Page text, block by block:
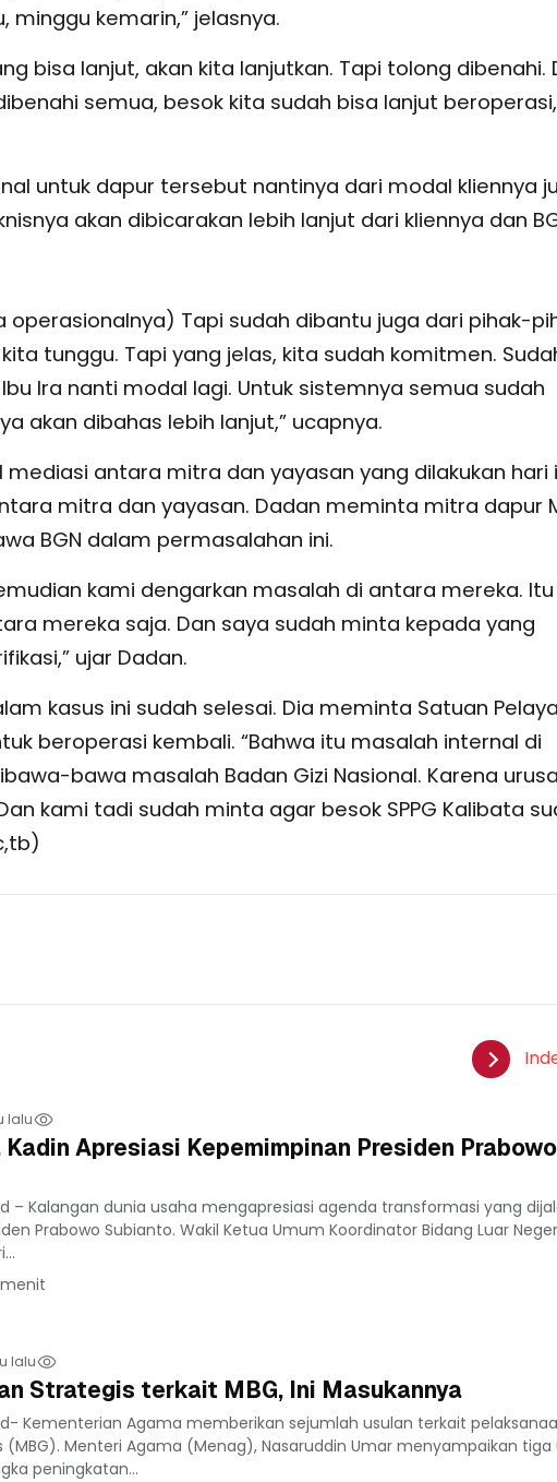
kemarin,” jelasnya.
bisa lanjut, akan kita lanjutkan. Tapi tolong dibenahi.
semua, besok kita sudah bisa lanjut
untuk dapur tersebut nantinya dari modal kliennya
akan dibicarakan lebih lanjut dari kliennya dan
operasionalnya) Tapi sudah dibantu juga dari pihak-
tunggu. Tapi yang jelas, kita sudah komitmen.
Ira nanti modal lagi. Untuk sistemnya semua sudah
akan dibahas lebih lanjut,” ucapnya.
antara mitra dan yayasan yang dilakukan hari
mitra dan yayasan. Dadan meminta mitra dapur
BGN dalam permasalahan ini.
kami dengarkan masalah di antara mereka. Itu
mereka saja. Dan saya sudah minta kepada yang
ujar Dadan.
kasus ini sudah selesai. Dia meminta Satuan
beroperasi kembali. “Bahwa itu masalah internal di
bawa masalah Badan Gizi Nasional. Karena
kami tadi sudah minta agar besok SPPG Kalibata
lalu
Kadin Apresiasi Kepemimpinan Presiden
– Kalangan dunia usaha mengapresiasi agenda transformasi yang
Prabowo Subianto. Wakil Ketua Umum Koordinator Bidang Luar
menit
lalu
Strategis terkait MBG, Ini Masukannya
Kementerian Agama memberikan sejumlah usulan terkait
(MBG). Menteri Agama (Menag), Nasaruddin Umar menyampaikan tiga
peningkatan...